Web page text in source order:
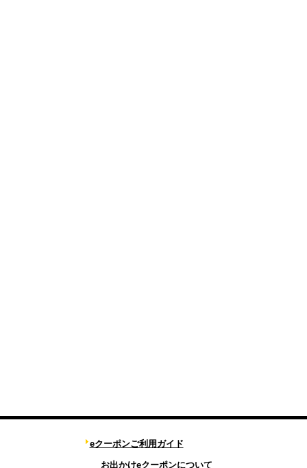
eクーポンご利用ガイド
お出かけeクーポンについて